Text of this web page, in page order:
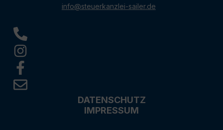
info@steuerkanzlei-sailer.de
DATENSCHUTZ
IMPRESSUM